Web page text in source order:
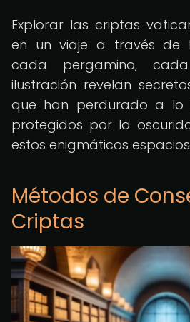
Explorar las criptas
en un viaje a través de
cada pergamino,
ilustración revelan
que han perdurado a lo
protegidos por la
estos enigmáticos
Métodos de
Criptas